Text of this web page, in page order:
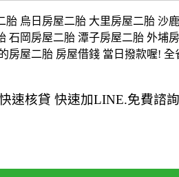
烏日房屋二胎 大里房屋二胎
石岡房屋二胎 潭子房屋二胎 外
房屋二胎 房屋借錢 當日撥款喔!
速核貸 快速加LINE.免費諮